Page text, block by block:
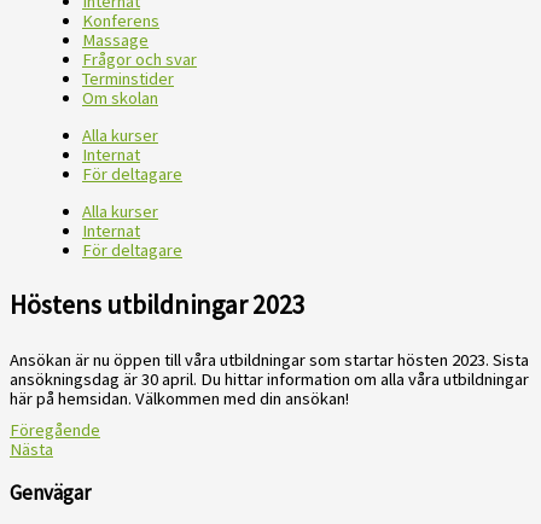
Konferens
Massage
Frågor och svar
Terminstider
Om skolan
Alla kurser
Internat
För deltagare
Alla kurser
Internat
För deltagare
Höstens utbildningar 2023
Ansökan är nu öppen till våra utbildningar som startar hösten 2023. Sista
ansökningsdag är 30 april. Du hittar information om alla våra utbildningar
här på hemsidan. Välkommen med din ansökan!
Föregående
Nästa
Genvägar